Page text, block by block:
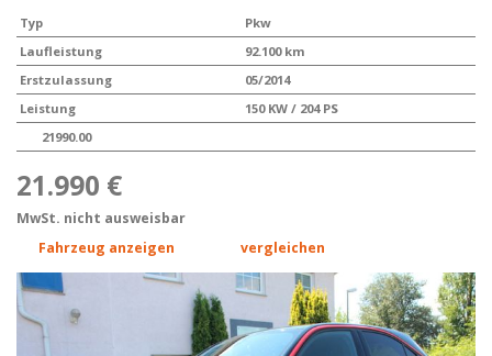
Typ
Pkw
Laufleistung
92.100 km
Erstzulassung
05/2014
Leistung
150 KW / 204 PS
21990.00
21.990 €
MwSt. nicht ausweisbar
Fahrzeug anzeigen
vergleichen